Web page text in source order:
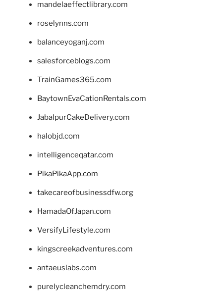
mandelaeffectlibrary.com
roselynns.com
balanceyoganj.com
salesforceblogs.com
TrainGames365.com
BaytownEvaCationRentals.com
JabalpurCakeDelivery.com
halobjd.com
intelligenceqatar.com
PikaPikaApp.com
takecareofbusinessdfw.org
HamadaOfJapan.com
VersifyLifestyle.com
kingscreekadventures.com
antaeuslabs.com
purelycleanchemdry.com